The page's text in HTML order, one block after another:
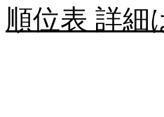
順位表 詳細